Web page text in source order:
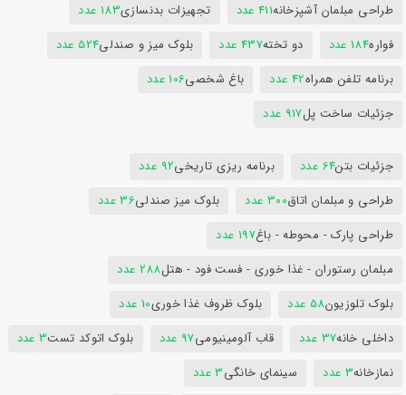
طراحی مبلمان آشپزخانه411 عدد تجهیزات بدنسازی183 عدد
فواره184 عدد دو تخته437 عدد بلوک میز و صندلی524 عدد
برنامه تلفن همراه42 عدد باغ شخصی106 عدد
جزئیات ساخت پل917 عدد
جزئیات بتن64 عدد برنامه ریزی تاریخی92 عدد
طراحی و مبلمان اتاق300 عدد بلوک میز صندلی36 عدد
طراحی پارک - محوطه - باغ197 عدد
مبلمان رستوران - غذا خوری - فست فود - هتل288 عدد
بلوک تلوزیون58 عدد بلوک ظروف غذا خوری10 عدد
داخلی خانه37 عدد قاب آلومینیومی97 عدد بلوک اتوکد تست3 عدد
نمازخانه3 عدد سینمای خانگی3 عدد